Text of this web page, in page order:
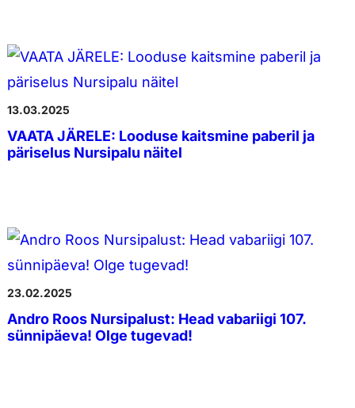
13.03.2025
VAATA JÄRELE: Looduse kaitsmine paberil ja
päriselus Nursipalu näitel
23.02.2025
Andro Roos Nursipalust: Head vabariigi 107.
sünnipäeva! Olge tugevad!